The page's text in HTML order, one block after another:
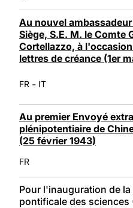
Au nouvel
Siège, S.E. M. le Comte
Cortellazzo, à
lettres de créance (1er
FR - IT
Au premier Envoyé
plénipotentiaire de
(25 février 1943)
FR
Pour l'inauguration de
pontificale des sciences